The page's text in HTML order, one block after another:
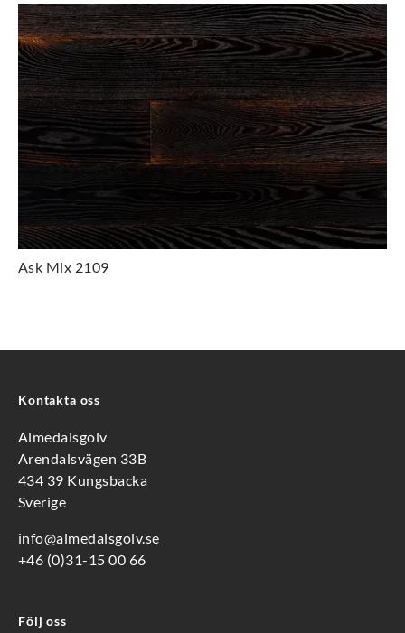
Ask Mix 2109
Kontakta oss
Almedalsgolv
Arendalsvägen 33B
434 39 Kungsbacka
Sverige
info@almedalsgolv.se
+46 (0)31-15 00 66
Följ oss